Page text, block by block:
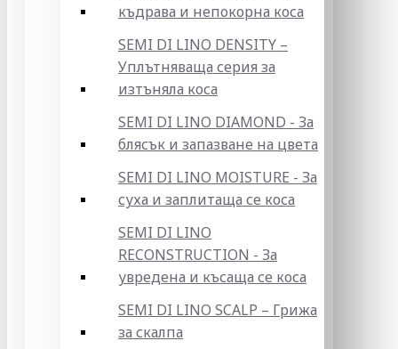
къдрава и непокорна коса
SEMI DI LINO DENSITY –
Уплътняваща серия за
изтъняла коса
SEMI DI LINO DIAMOND - За
блясък и запазване на цвета
SEMI DI LINO MOISTURE - За
суха и заплитаща се коса
SEMI DI LINO
RECONSTRUCTION - За
увредена и късаща се коса
SEMI DI LINO SCALP – Грижа
за скалпа